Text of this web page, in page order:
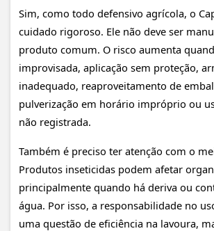
Sim, como todo defensivo agrícola, o
cuidado rigoroso. Ele não deve ser
produto comum. O risco aumenta
improvisada, aplicação sem proteção,
inadequado, reaproveitamento de
pulverização em horário impróprio ou
não registrada.
Também é preciso ter atenção com o
Produtos inseticidas podem afetar
principalmente quando há deriva ou
água. Por isso, a responsabilidade no
uma questão de eficiência na lavoura,